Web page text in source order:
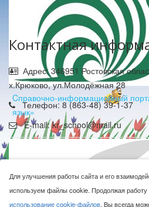
Cправочно-информационный
язык»
Контактная
Адрес: 346951 Ростовская
х.Крюково, ул.Молодёжная 28
Телефон: 8 (863-48) 39-1-37
E-mail: kr_school@mail.ru
Для улучшения работы сайта и его
используем файлы cookie. Продолжая
использование cookie-файлов. Вы всегда